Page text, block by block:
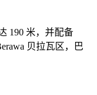
190 米，并配备
贝拉瓦区，巴